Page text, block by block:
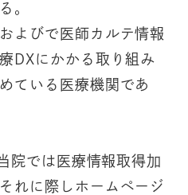
。
よびで医師カルテ情報
DXにかかる取り組み
ている医療機関であ
院では医療情報取得加
れに際しホームページ